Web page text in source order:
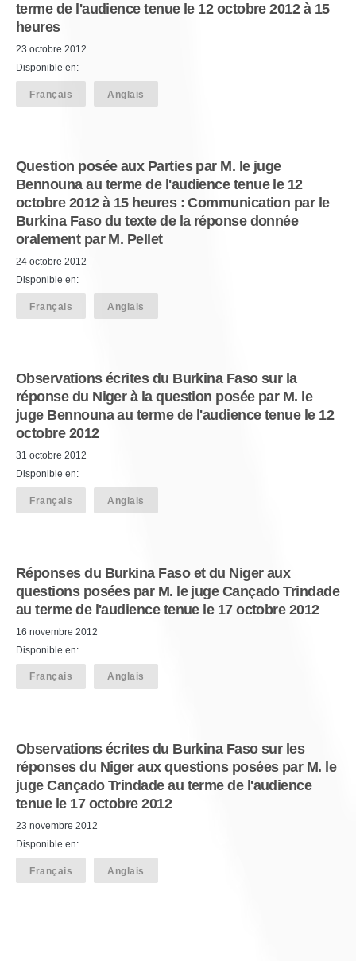
terme de l'audience tenue le 12 octobre 2012 à 15
heures
23 octobre 2012
Disponible en:
Français Anglais
Question posée aux Parties par M. le juge
Bennouna au terme de l'audience tenue le 12
octobre 2012 à 15 heures : Communication par le
Burkina Faso du texte de la réponse donnée
oralement par M. Pellet
24 octobre 2012
Disponible en:
Français Anglais
Observations écrites du Burkina Faso sur la
réponse du Niger à la question posée par M. le
juge Bennouna au terme de l'audience tenue le 12
octobre 2012
31 octobre 2012
Disponible en:
Français Anglais
Réponses du Burkina Faso et du Niger aux
questions posées par M. le juge Cançado Trindade
au terme de l'audience tenue le 17 octobre 2012
16 novembre 2012
Disponible en:
Français Anglais
Observations écrites du Burkina Faso sur les
réponses du Niger aux questions posées par M. le
juge Cançado Trindade au terme de l'audience
tenue le 17 octobre 2012
23 novembre 2012
Disponible en:
Français Anglais